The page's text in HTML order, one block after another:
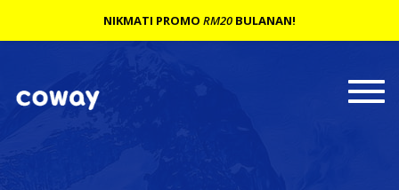
NIKMATI PROMO RM20 BULANAN!